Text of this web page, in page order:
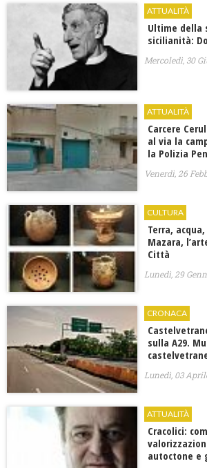
ATTUALITÀ
Ultime della
sicilianità:
Mercoledì, 30
ATTUALITÀ
Carcere
al via la
la Polizia
Venerdì, 26
CULTURA
Terra,
Mazara,
Città
Lunedì, 29
CRONACA
sulla A29.
Lunedì, 03
ATTUALITÀ
Cracolici:
autoctone e